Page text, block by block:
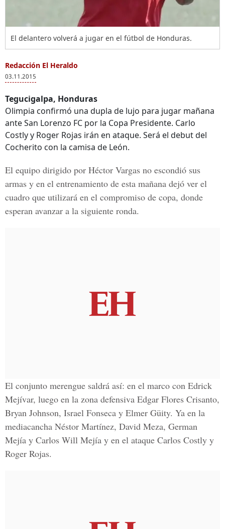
El delantero volverá a jugar en el fútbol de Honduras.
Redacción El Heraldo
03.11.2015
Tegucigalpa, Honduras
Olimpia confirmó una dupla de lujo para jugar mañana
ante San Lorenzo FC por la Copa Presidente. Carlo
Costly y Roger Rojas irán en ataque. Será el debut del
Cocherito con la camisa de León.
El equipo dirigido por Héctor Vargas no escondió sus
armas y en el entrenamiento de esta mañana dejó ver el
cuadro que utilizará en el compromiso de copa, donde
esperan avanzar a la siguiente ronda.
El conjunto merengue saldrá así: en el marco con Edrick
Mejívar, luego en la zona defensiva Edgar Flores Crisanto,
Bryan Johnson, Israel Fonseca y Elmer Güity. Ya en la
mediacancha Néstor Martínez, David Meza, German
Mejía y Carlos Will Mejía y en el ataque Carlos Costly y
Roger Rojas.